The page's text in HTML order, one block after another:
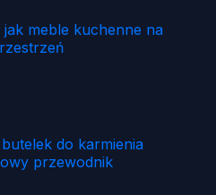
meble kuchenne na
do karmienia
przewodnik